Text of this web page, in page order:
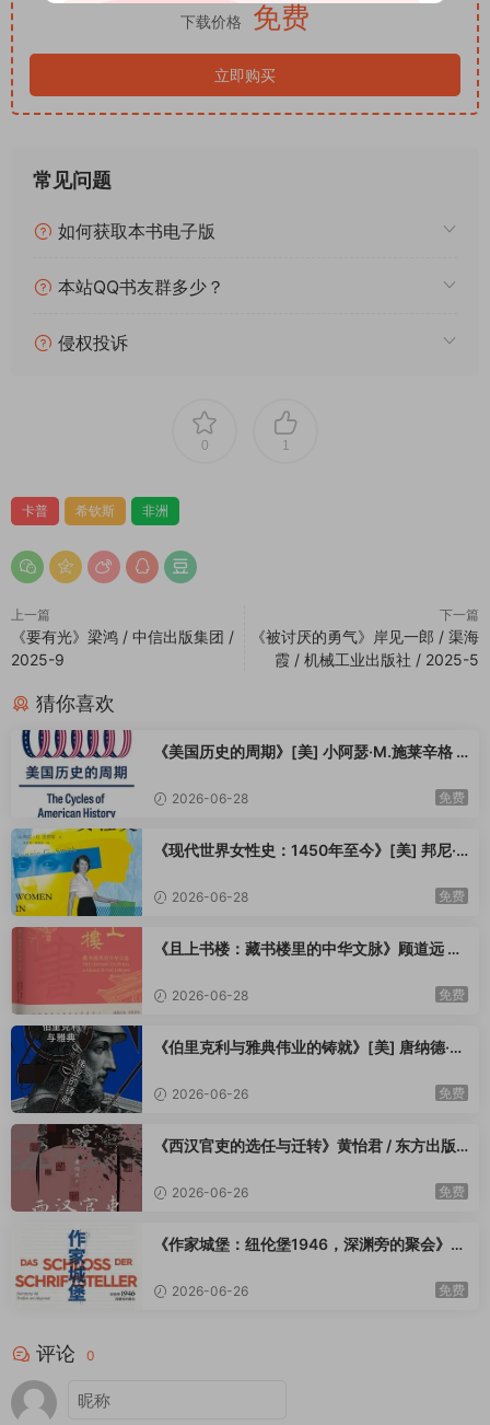
“战乱”“疾病”的代名词，而那些真正构成非洲灵魂的东西，却被
我们忽略了。《太阳的阴影：深入非洲的旅程》就像是一面镜
子，让我们看到了非洲的复杂与多元，也让我们反思自己对世界
的认知。它提醒我们，每一个地方、每一个民族，都有自己独特
当合上书页，卡普希钦斯基笔下的非洲依然在我们的脑海中鲜活
望，都让我们对这片土地充满了敬畏。正如书中所说：“此时仍是
基的文字，就是那照亮黎明的一束光，让我们在阴影中，看见了
下载价格 免费
立即购买
常见问题
如何获取本书电子版
本站QQ书友群多少？
侵权投诉
0 1
卡普 希钦斯 非洲
上一篇
《要有光》梁鸿 / 中信出版集团 /
2025-9
下一篇
《被讨厌的勇气》岸见一郎 / 渠海
霞 / 机械工业出版社 / 2025-5
猜你喜欢
《美国历史的周期》[美] 小阿瑟·M.施莱辛格 /
2026-06-28 免费
《现代世界女性史：1450年至今》[美] 邦尼·
2025-10
2026-06-28 免费
《且上书楼：藏书楼里的中华文脉》顾道远 鲁
苏凤凰美术出版社 / 2025-9
2026-06-28 免费
《伯里克利与雅典伟业的铸就》[美] 唐纳德·卡
2026-06-26 免费
《西汉官吏的选任与迁转》黄怡君 / 东方出版
2026-06-26 免费
《作家城堡：纽伦堡1946，深渊旁的聚会》
25-92026-06-26 免费
评论 0